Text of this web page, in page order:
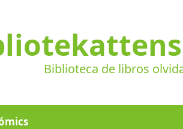
Biblioteca de libros